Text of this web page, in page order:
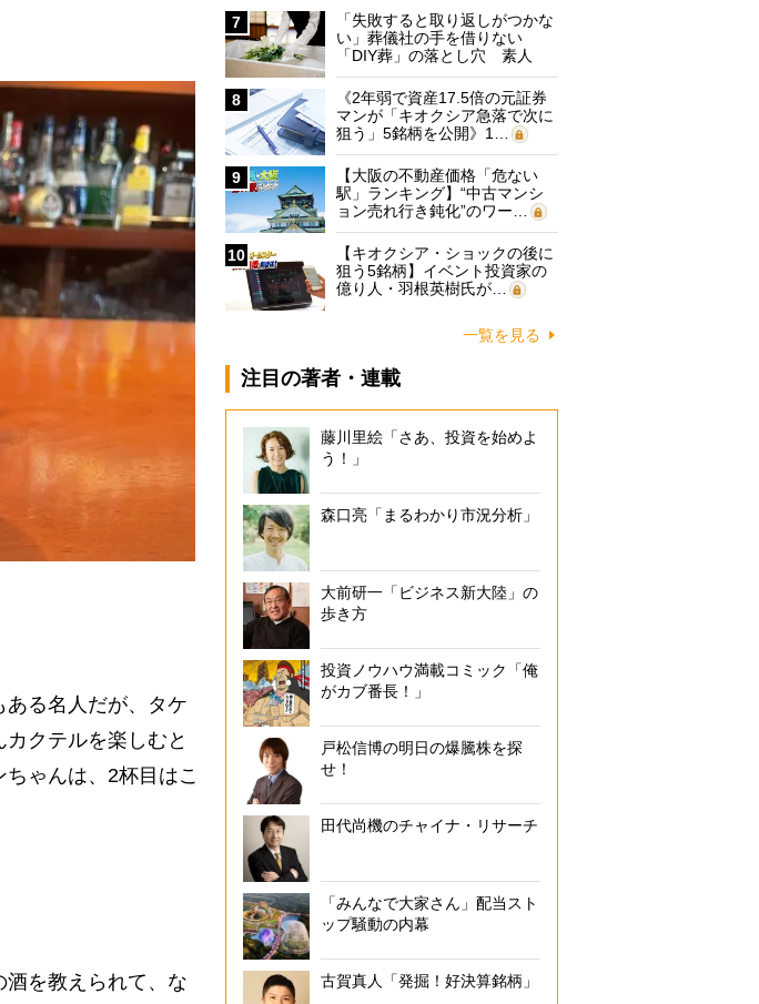
る名人だが、タケ
クテルを楽しむと
ゃんは、2杯目はこ
酒を教えられて、な
7
「失敗すると取り返しがつかな
い」葬儀社の手を借りない
「DIY葬」の落とし穴 素人
に…
8
《2年弱で資産17.5倍の元証券
マンが「キオクシア急落で次に
狙う」5銘柄を公開》1…
9
【大阪の不動産価格「危ない
駅」ランキング】“中古マンシ
ョン売れ行き鈍化”のワー…
10
【キオクシア・ショックの後に
狙う5銘柄】イベント投資家の
億り人・羽根英樹氏が…
一覧を見る
注目の著者・連載
藤川里絵「さあ、投資を始めよ
う！」
森口亮「まるわかり市況分析」
大前研一「ビジネス新大陸」の
歩き方
投資ノウハウ満載コミック「俺
がカブ番長！」
戸松信博の明日の爆騰株を探
せ！
田代尚機のチャイナ・リサーチ
「みんなで大家さん」配当スト
ップ騒動の内幕
古賀真人「発掘！好決算銘柄」